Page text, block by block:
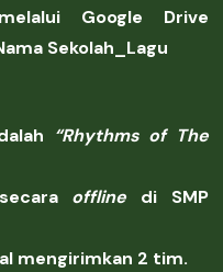
Google Drive
Sekolah_Lagu
“Rhythms ofThe
offline di SMP
mengirimkan 2 tim.